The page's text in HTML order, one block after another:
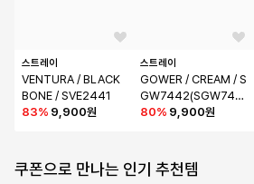
스트레이
VENTURA / BLACK
BONE / SVE2441
83% 9,900원
스트레이
GOWER / CREAM / S
GW7442(SGW745
9)
80% 9,900원
쿠폰으로 만나는 인기 추천템